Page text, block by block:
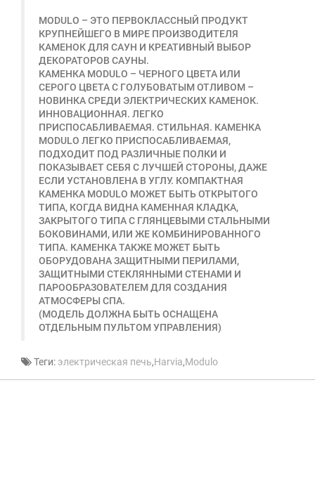
MODULO – ЭТО ПЕРВОКЛАССНЫЙ ПРОДУКТ
КРУПНЕЙШЕГО В МИРЕ ПРОИЗВОДИТЕЛЯ
КАМЕНОК ДЛЯ САУН И КРЕАТИВНЫЙ ВЫБОР
ДЕКОРАТОРОВ САУНЫ.
КАМЕНКА MODULO – ЧЕРНОГО ЦВЕТА ИЛИ
СЕРОГО ЦВЕТА С ГОЛУБОВАТЫМ ОТЛИВОМ –
НОВИНКА СРЕДИ ЭЛЕКТРИЧЕСКИХ КАМЕНОК.
ИННОВАЦИОННАЯ. ЛЕГКО
ПРИСПОСАБЛИВАЕМАЯ. СТИЛЬНАЯ. КАМЕНКА
MODULO ЛЕГКО ПРИСПОСАБЛИВАЕМАЯ,
ПОДХОДИТ ПОД РАЗЛИЧНЫЕ ПОЛКИ И
ПОКАЗЫВАЕТ СЕБЯ С ЛУЧШЕЙ СТОРОНЫ, ДАЖЕ
ЕСЛИ УСТАНОВЛЕНА В УГЛУ. КОМПАКТНАЯ
КАМЕНКА MODULO МОЖЕТ БЫТЬ ОТКРЫТОГО
ТИПА, КОГДА ВИДНА КАМЕННАЯ КЛАДКА,
ЗАКРЫТОГО ТИПА С ГЛЯНЦЕВЫМИ СТАЛЬНЫМИ
БОКОВИНАМИ, ИЛИ ЖЕ КОМБИНИРОВАННОГО
ТИПА. КАМЕНКА ТАКЖЕ МОЖЕТ БЫТЬ
ОБОРУДОВАНА ЗАЩИТНЫМИ ПЕРИЛАМИ,
ЗАЩИТНЫМИ СТЕКЛЯННЫМИ СТЕНАМИ И
ПАРООБРАЗОВАТЕЛЕМ ДЛЯ СОЗДАНИЯ
АТМОСФЕРЫ СПА.
(МОДЕЛЬ ДОЛЖНА БЫТЬ ОСНАЩЕНА
ОТДЕЛЬНЫМ ПУЛЬТОМ УПРАВЛЕНИЯ)
Теги: электрическая печь,Harvia,Modulo